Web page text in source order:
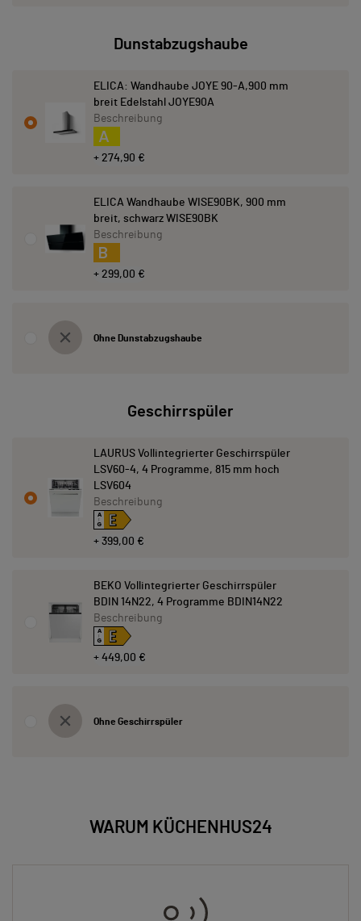
Dunstabzugshaube
ELICA: Wandhaube JOYE 90-A,900 mm
breit Edelstahl JOYE90A
+ 274,90 €
A
Beschreibung
ELICA Wandhaube WISE90BK, 900 mm
breit, schwarz WISE90BK
+ 299,00 €
B
Beschreibung
Ohne Dunstabzugshaube
Geschirrspüler
LAURUS Vollintegrierter Geschirrspüler
LSV60-4, 4 Programme, 815 mm hoch
LSV604
+ 399,00 €
A
↑
G E
Beschreibung
BEKO Vollintegrierter Geschirrspüler
BDIN 14N22, 4 Programme BDIN14N22
+ 449,00 €
A
↑
G E
Beschreibung
Ohne Geschirrspüler
WARUM KÜCHENHUS24